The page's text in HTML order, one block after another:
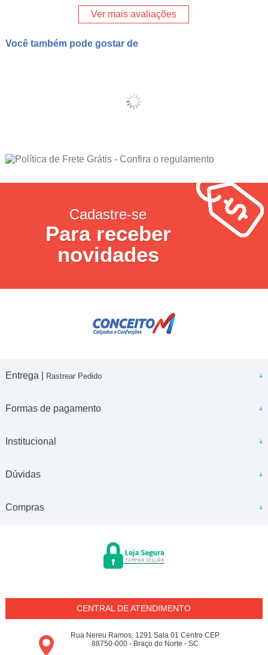
Ver mais avaliações
Você também pode gostar de
Cadastre-se
Para receber
novidades
Entrega | Rastrear Pedido
Formas de pagamento
Institucional
Dúvidas
Compras
CENTRAL DE ATENDIMENTO
Rua Nereu Ramos, 1291 Sala 01 Centro CEP
88750-000 - Braço do Norte - SC